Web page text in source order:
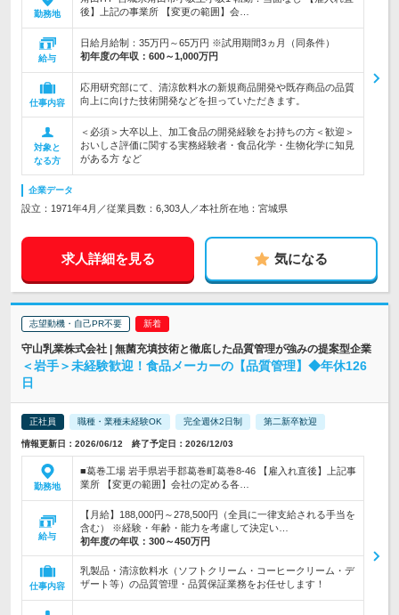
勤務地
後】上記の事業所 【変更の範囲】会…
給与
日給月給制：35万円～65万円 ※試用期間3ヵ月（同条件）
初年度の年収： 600～1,000万円
仕事内容
応用研究部にて、清涼飲料水の新規商品開発や既存商品の品質
向上に向けた技術開発などを担っていただきます。
対象と
なる方
＜必須＞大卒以上、加工食品の開発経験をお持ちの方＜歓迎＞
おいしさ評価に関する実務経験者・食品化学・生物化学に知見
がある方 など
企業データ
設立：1971年4月／従業員数：6,303人／本社所在地：宮城県
求人詳細を見る 気になる
志望動機・自己PR不要
守山乳業株式会社 | 無菌充填技術と徹底した品質管理が強みの提案型企業
＜岩手＞未経験歓迎！食品メーカーの【品質管理】◆年休126
日
正社員 職種・業種未経験OK 完全週休2日制 第二新卒歓迎
情報更新日：2026/06/12 終了予定日：2026/12/03
勤務地
■葛巻工場 岩手県岩手郡葛巻町葛巻8‐46 【雇入れ直後】上記事
業所 【変更の範囲】会社の定める各…
給与
【月給】188,000円～278,500円（全員に一律支給される手当を
含む） ※経験・年齢・能力を考慮して決定い…
初年度の年収： 300～450万円
仕事内容
乳製品・清涼飲料水（ソフトクリーム・コーヒークリーム・デ
ザート等）の品質管理・品質保証業務をお任せします！